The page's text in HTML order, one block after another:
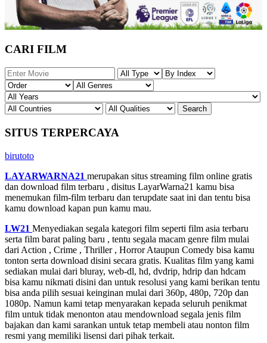
CARI FILM
SITUS TERPERCAYA
birutoto
LAYARWARNA21 merupakan situs streaming film online gratis
dan download film terbaru , disitus LayarWarna21 kamu bisa
menemukan film-film terbaru dan terupdate saat ini dan tentu bisa
kamu download kapan pun kamu mau.
LW21 Menyediakan segala kategori film seperti film asia terbaru
serta film barat paling baru , tentu segala macam genre film mulai
dari Action , Crime , Thriller , Horror Ataupun Comedy bisa kamu
tonton serta download disini secara gratis. Kualitas film yang kami
sediakan mulai dari bluray, web-dl, hd, dvdrip, hdrip dan hdcam
bisa kamu nikmati disini dan untuk resolusi yang kami berikan tentu
bisa anda pilih sesuai keinginan mulai dari 360p, 480p, 720p dan
1080p. Namun kami tetap menyarakan kepada seluruh penikmat
film untuk tidak menonton atau mendownload segala jenis film
bajakan dan kami sarankan untuk tetap membeli atau nonton film
resmi yang memiliki lisensi dari pihak terkait.